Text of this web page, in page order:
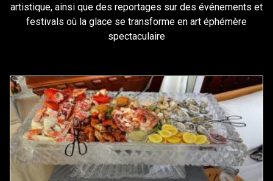
artistique, ainsi que des reportages sur des événements et
festivals où la glace se transforme en art éphémère
spectaculaire